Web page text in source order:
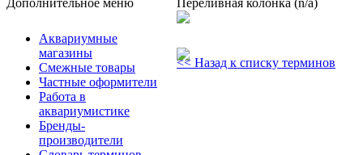
Дополнительное меню
Аквариумные
магазины
Смежные товары
Частные оформители
Работа в
аквариумистике
Бренды-
производители
Переливная колонка (n/a)
<< Назад к списку терминов